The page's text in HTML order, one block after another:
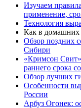
Изучаем
применение,
Технология
Как в домашних
Обзор поздних
Сибири
«Кримсон
раннего срока
Обзор лучших
Особенности
России
Арбуз Огонек: